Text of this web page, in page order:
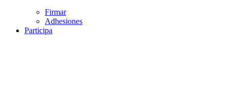
Firmar
Adhesiones
Participa